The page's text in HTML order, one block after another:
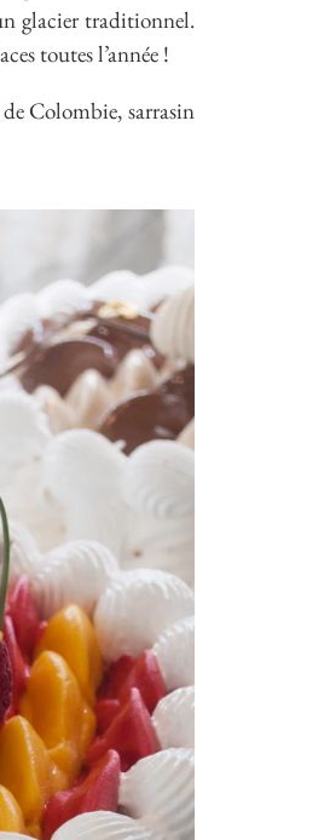
glacier traditionnel.
toutes l’année !
Colombie, sarrasin